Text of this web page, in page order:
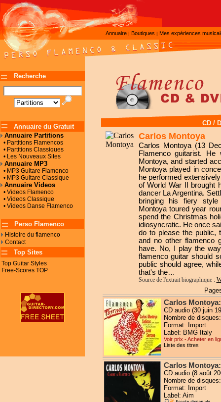
Annuaire | Boutiques | Mes expériences
Recherche
Annuaire du Gratuit
Annuaire Partitions
• Partitions Flamencos
• Partitions Classiques
• Les Nouveaux Sites
Annuaire MP3
• MP3 Guitare Flamenco
• MP3 Guitare Classique
Annuaire Videos
• Videos Flamenco
• Videos Classique
• Videos Danse Flamenco
Perso Flamenco
Histoire du flamenco
Contact
Top Sites
Top Guitar Styles
Free-Scores TOP
CD /
Carlos Montoya
Carlos Montoya (13
Flamenco guitarist.
Montoya, and started
Montoya played in
he performed
of World War II brought
dancer La Argentina.
bringing his fiery
Montoya toured year
spend the Christmas
idiosyncratic. He once
do to please the public,
and no other flamenco
have. No, I play the
flamenco guitar should
public should agree,
that's the…
Source de l'extrait biographique :
Carlos
CD audio (30 juin
Nombre de
Format: Import
Label: BMG Italy
Voir prix - Acheter en
Liste des titres
Carlos
CD audio (8 août
Nombre de
Format: Import
Label: Aim